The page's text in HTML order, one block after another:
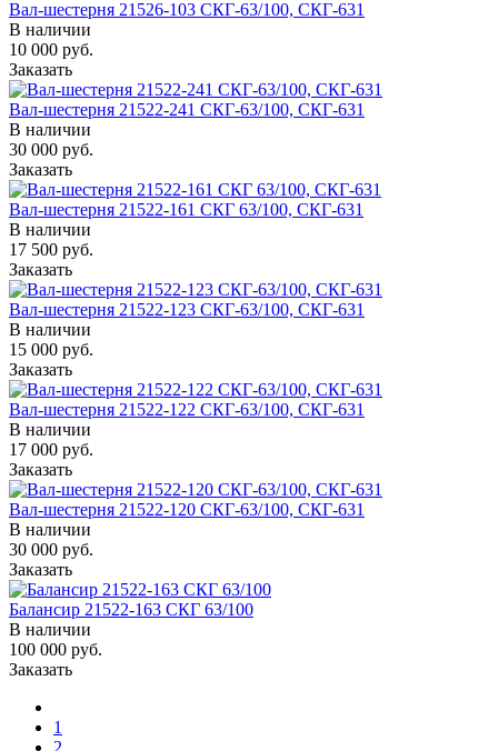
Вал-шестерня 21526-103 СКГ-63/100, СКГ-631
В наличии
10 000 руб.
Заказать
Вал-шестерня 21522-241 СКГ-63/100, СКГ-631
В наличии
30 000 руб.
Заказать
Вал-шестерня 21522-161 СКГ 63/100, СКГ-631
В наличии
17 500 руб.
Заказать
Вал-шестерня 21522-123 СКГ-63/100, СКГ-631
В наличии
15 000 руб.
Заказать
Вал-шестерня 21522-122 СКГ-63/100, СКГ-631
В наличии
17 000 руб.
Заказать
Вал-шестерня 21522-120 СКГ-63/100, СКГ-631
В наличии
30 000 руб.
Заказать
Балансир 21522-163 СКГ 63/100
В наличии
100 000 руб.
Заказать
1
2